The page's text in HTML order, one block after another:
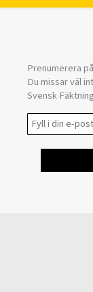
Prenumerera
Du missar väl
Svensk